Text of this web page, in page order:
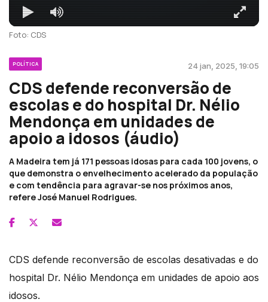
Foto: CDS
POLÍTICA 24 jan, 2025, 19:05
CDS defende reconversão de
escolas e do hospital Dr. Nélio
Mendonça em unidades de
apoio a idosos (áudio)
A Madeira tem já 171 pessoas idosas para cada 100 jovens, o
que demonstra o envelhecimento acelerado da população
e com tendência para agravar-se nos próximos anos,
refere José Manuel Rodrigues.
CDS defende reconversão de escolas desativadas e do
hospital Dr. Nélio Mendonça em unidades de apoio aos
idosos.